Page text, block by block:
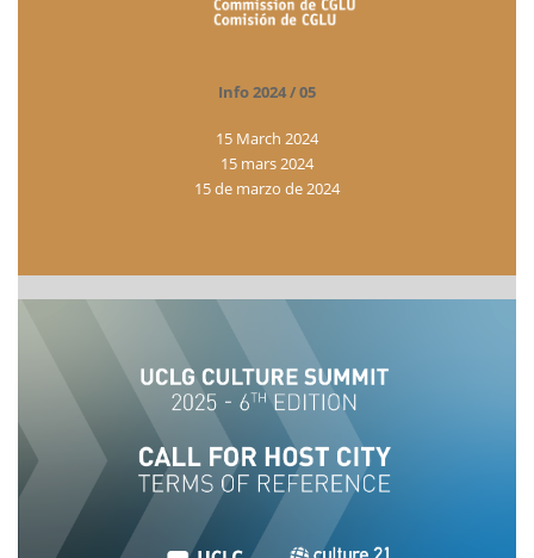
Info 2024 / 05
15 March 2024
15 mars 2024
15 de marzo de 2024